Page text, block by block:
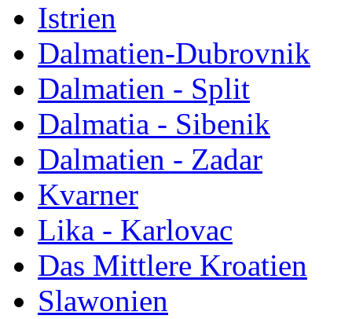
Istrien
Dalmatien-Dubrovnik
Dalmatien - Split
Dalmatia - Sibenik
Dalmatien - Zadar
Kvarner
Lika - Karlovac
Das Mittlere Kroatien
Slawonien